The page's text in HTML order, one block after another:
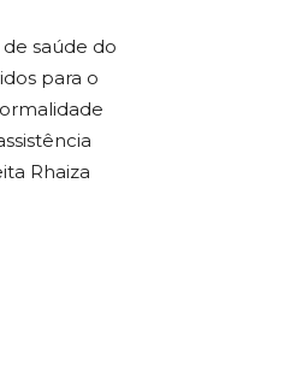
saúde do
para o
Rhaiza